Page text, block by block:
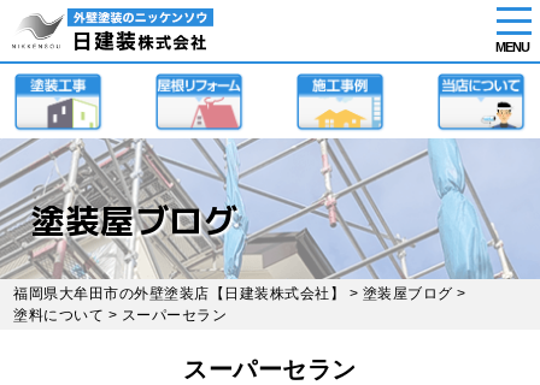
Skip
main
content
MENU
塗装屋ブログ
福岡県大牟田市の外壁塗装店【日建装株式会社】 > 塗装屋ブログ >
塗料について > スーパーセラン
スーパーセラン